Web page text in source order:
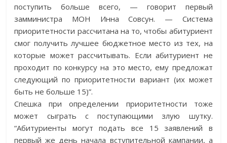
поступить больше всего, — говорит первый
замминистра МОН Инна Совсун. — Система
приоритетности рассчитана на то, чтобы абитуриент
смог получить лучшее бюджетное место из тех, на
которые может рассчитывать. Если абитуриент не
проходит по конкурсу на это место, ему предложат
следующий по приоритетности вариант (их может
быть не больше 15)”.
Спешка при определении приоритетности тоже
может сыграть с поступающими злую шутку.
“Абитуриенты могут подать все 15 заявлений в
первый же день начала вступительной кампании, а